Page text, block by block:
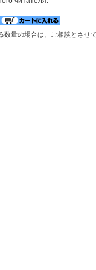
数量の場合は、ご相談とさせ